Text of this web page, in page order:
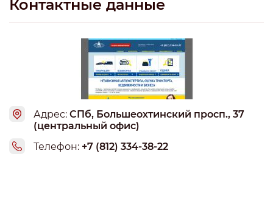
Контактные данные
Адрес: СПб, Большеохтинский просп., 37
(центральный офис)
Телефон: +7 (812) 334-38-22